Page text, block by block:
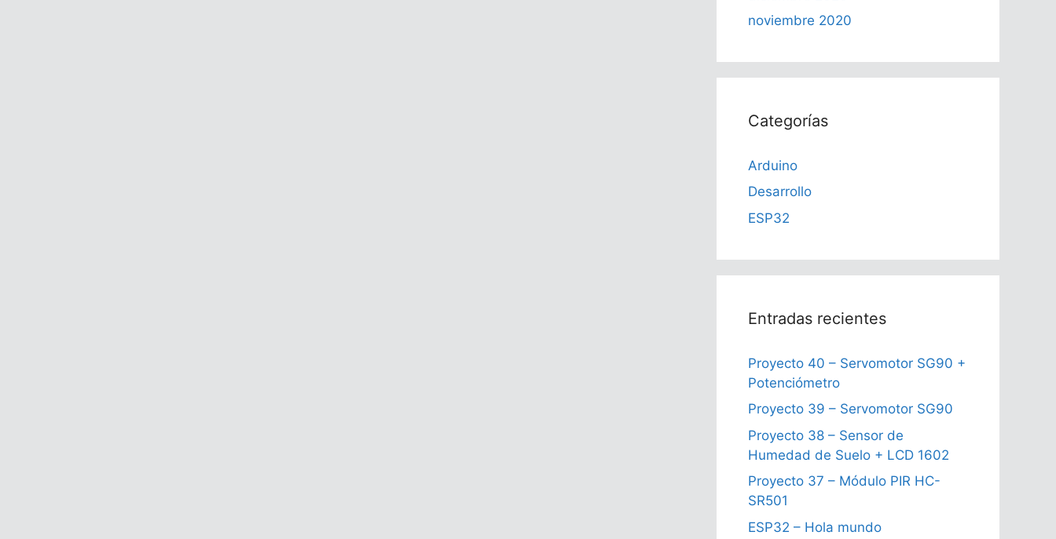
noviembre 2020
Categorías
Arduino
Desarrollo
ESP32
Entradas recientes
Proyecto 40 – Servomotor SG90 +
Potenciómetro
Proyecto 39 – Servomotor SG90
Proyecto 38 – Sensor de
Humedad de Suelo + LCD 1602
Proyecto 37 – Módulo PIR HC-
SR501
ESP32 – Hola mundo